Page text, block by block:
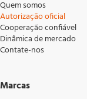
Quem somos
Autorização oficial
Cooperação confiável
Dinâmica de mercado
Contate-nos
Marcas